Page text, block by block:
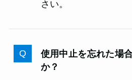
さい。
使用中止を忘れた場
か？